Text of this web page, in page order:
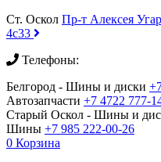
Ст. Оскол Пр-т Алексея
4с33
Телефоны:
Белгород - Шины и диски
Автозапчасти +7 4722 777-
Старый Оскол - Шины и
Шины +7 985 222-00-26
0 Корзина